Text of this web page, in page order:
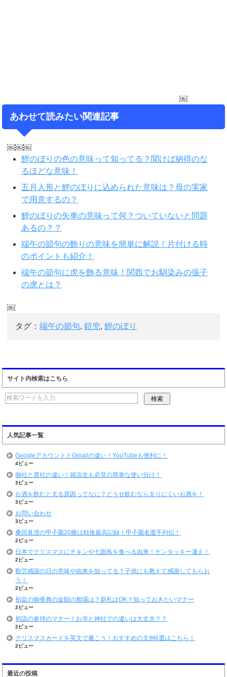
￼
あわせて読みたい関連記事
￼￼￼
鯉のぼりの色の意味って知ってる？聞けば納得のな
るほどな意味！
五月人形と鯉のぼりに込められた意味は？母の実家
で用意するの？
鯉のぼりの矢車の意味って何？ついていないと問題
あるの？？
端午の節句の飾りの意味を簡単に解説！片付ける時
のポイントも紹介！
端午の節句に虎を飾る意味！関西でお馴染みの張子
の虎とは？
￼
タグ：端午の節句,鎧兜,鯉のぼり
サイト内検索はこちら
人気記事一覧
GoogleアカウントとGmailの違い！YouTubeも便利に！
4ビュー
御社と貴社の違い！就活生も必見の簡単な使い分け！
3ビュー
お酒を飲むと太る原因ってなに？どうせ飲むなら太りにくいお酒を！
3ビュー
お問い合わせ
3ビュー
桑田真澄の甲子園20勝は戦後最高記録！甲子園名選手列伝！
2ビュー
日本でクリスマスにチキンや七面鳥を食べる由来！ケンタッキー凄え！
2ビュー
勤労感謝の日の意味や由来を知ってる？子供にも教えて感謝してもらお
う！
2ビュー
初盆の御香典の金額の相場は？新札はOK？知っておきたいマナー
2ビュー
初詣の参拝のマナー！お寺と神社での違いは大丈夫？？
2ビュー
クリスマスカードを英文で書こう！おすすめの文例6選はこちら！
2ビュー
最近の投稿